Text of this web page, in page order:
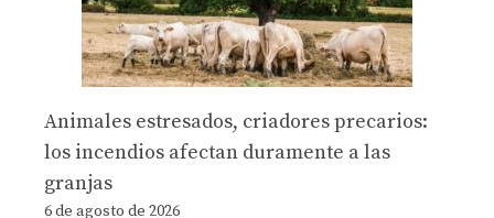
Animales estresados, criadores precarios:
los incendios afectan duramente a las
granjas
6 de agosto de 2026